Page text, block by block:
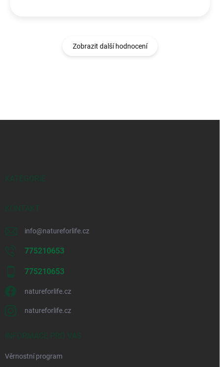
Zobrazit další hodnocení
KATEGORIE
KONTAKT
info@natureforlife.cz
775210653
775210653
natureforlife.cz
natureforlife.cz
INFORMACE PRO VÁS
Věrnostní program